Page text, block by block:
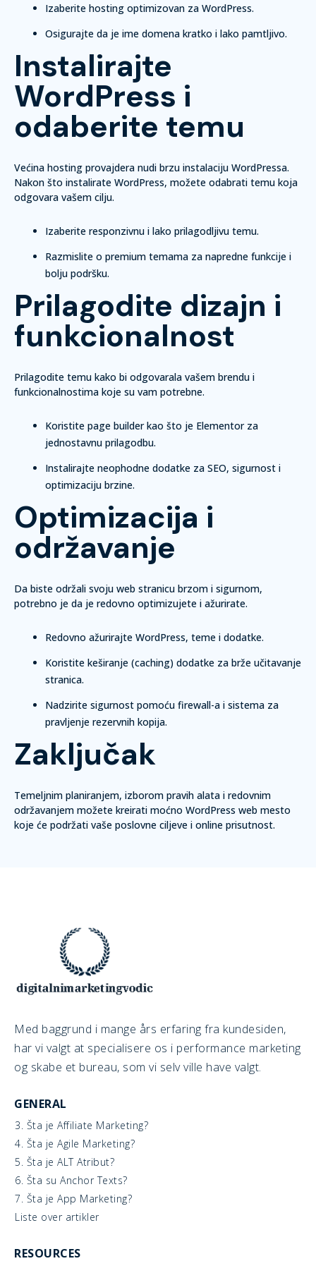
Izaberite hosting optimizovan za WordPress.
Osigurajte da je ime domena kratko i lako pamtljivo.
Instalirajte
WordPress i
odaberite temu
Većina hosting provajdera nudi brzu instalaciju WordPressa.
Nakon što instalirate WordPress, možete odabrati temu koja
odgovara vašem cilju.
Izaberite responzivnu i lako prilagodljivu temu.
Razmislite o premium temama za napredne funkcije i
bolju podršku.
Prilagodite dizajn i
funkcionalnost
Prilagodite temu kako bi odgovarala vašem brendu i
funkcionalnostima koje su vam potrebne.
Koristite page builder kao što je Elementor za
jednostavnu prilagodbu.
Instalirajte neophodne dodatke za SEO, sigurnost i
optimizaciju brzine.
Optimizacija i
održavanje
Da biste održali svoju web stranicu brzom i sigurnom,
potrebno je da je redovno optimizujete i ažurirate.
Redovno ažurirajte WordPress, teme i dodatke.
Koristite keširanje (caching) dodatke za brže učitavanje
stranica.
Nadzirite sigurnost pomoću firewall-a i sistema za
pravljenje rezervnih kopija.
Zaključak
Temeljnim planiranjem, izborom pravih alata i redovnim
održavanjem možete kreirati moćno WordPress web mesto
koje će podržati vaše poslovne ciljeve i online prisutnost.
Med baggrund i mange års erfaring fra kundesiden,
har vi valgt at specialisere os i performance marketing
og skabe et bureau, som vi selv ville have valgt.
GENERAL
3. Šta je Affiliate Marketing?
4. Šta je Agile Marketing?
5. Šta je ALT Atribut?
6. Šta su Anchor Texts?
7. Šta je App Marketing?
Liste over artikler
RESOURCES